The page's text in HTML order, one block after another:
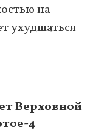
на
ухудшаться
Верховной
4